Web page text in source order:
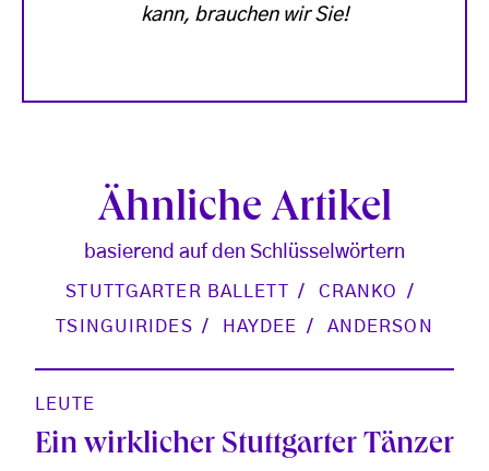
kann, brauchen wir Sie!
Ähnliche Artikel
basierend auf den Schlüsselwörtern
STUTTGARTER BALLETT
CRANKO
TSINGUIRIDES
HAYDEE ANDERSON
LEUTE
Ein wirklicher Stuttgarter Tänzer